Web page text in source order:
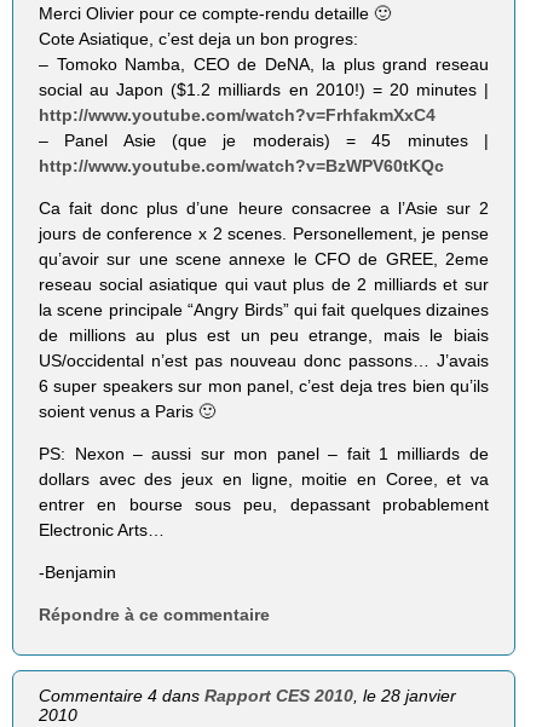
Merci Olivier pour ce compte-rendu detaille 🙂
Cote Asiatique, c’est deja un bon progres:
– Tomoko Namba, CEO de DeNA, la plus grand reseau
social au Japon ($1.2 milliards en 2010!) = 20 minutes |
http://www.youtube.com/watch?v=FrhfakmXxC4
– Panel Asie (que je moderais) = 45 minutes |
http://www.youtube.com/watch?v=BzWPV60tKQc
Ca fait donc plus d’une heure consacree a l’Asie sur 2
jours de conference x 2 scenes. Personellement, je pense
qu’avoir sur une scene annexe le CFO de GREE, 2eme
reseau social asiatique qui vaut plus de 2 milliards et sur
la scene principale “Angry Birds” qui fait quelques dizaines
de millions au plus est un peu etrange, mais le biais
US/occidental n’est pas nouveau donc passons… J’avais
6 super speakers sur mon panel, c’est deja tres bien qu’ils
soient venus a Paris 🙂
PS: Nexon – aussi sur mon panel – fait 1 milliards de
dollars avec des jeux en ligne, moitie en Coree, et va
entrer en bourse sous peu, depassant probablement
Electronic Arts…
-Benjamin
Répondre à ce commentaire
Commentaire 4 dansRapport CES 2010, le 28 janvier
2010